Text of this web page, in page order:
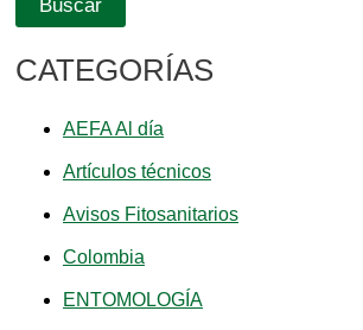
CATEGORÍAS
AEFA Al día
Artículos técnicos
Avisos Fitosanitarios
Colombia
ENTOMOLOGÍA